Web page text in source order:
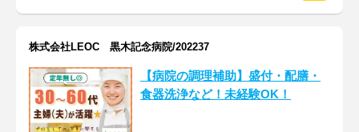
株式会社LEOC 黒木記念病院/202237
【病院の調理補助】盛付・配膳・
食器洗浄など！未経験OK！